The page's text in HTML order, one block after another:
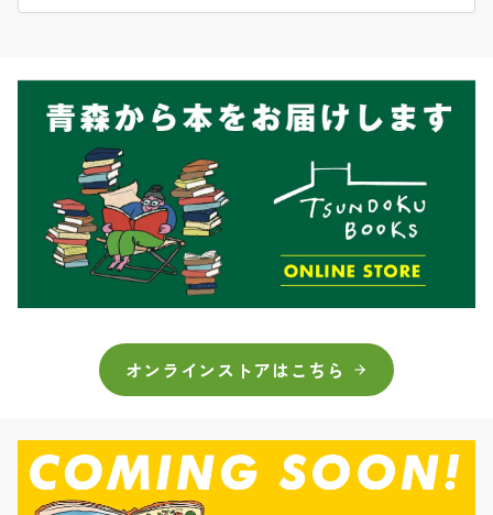
ー、ボディシャンプーは備え付けのものをお使いくだ
送りください。
オンラインストアはこちら